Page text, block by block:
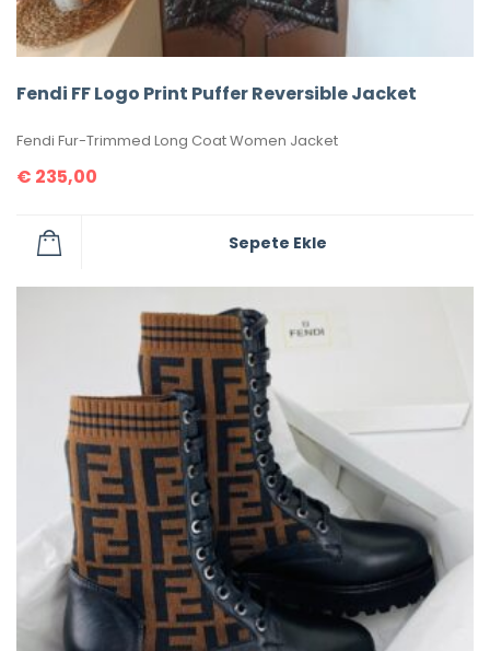
Fendi FF Logo Print Puffer Reversible Jacket
Fendi Fur-Trimmed Long Coat Women Jacket
€ 235,00
Sepete Ekle